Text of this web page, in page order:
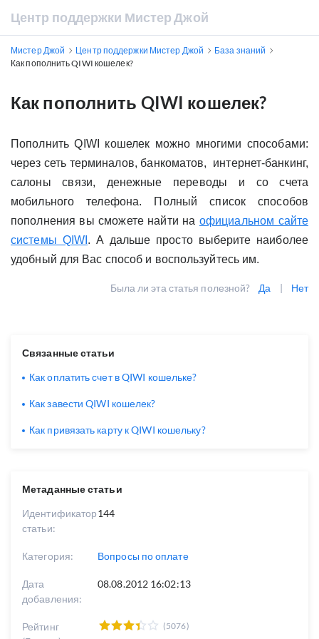
Центр поддержки Мистер Джой
Мистер Джой Центр поддержки Мистер Джой
База знаний
Как пополнить QIWI кошелек?
Как пополнить QIWI кошелек?
Пополнить QIWI кошелек можно многими способами:
через сеть терминалов, банкоматов, интернет-банкинг,
салоны связи, денежные переводы и со счета
мобильного телефона. Полный список способов
пополнения вы сможете найти на официальном сайте
системы QIWI . А дальше просто выберите наиболее
удобный для Вас способ и воспользуйтесь им.
Была ли эта статья полезной? Да | Нет
Метаданные статьи
Идентификатор
статьи:
144
Категория: Вопросы по оплате
Дата
добавления:
08.08.2012 16:02:13
Рейтинг
(5076)
Связанные статьи
Как оплатить счет в QIWI кошельке?
Как завести QIWI кошелек?
Как привязать карту к QIWI кошельку?